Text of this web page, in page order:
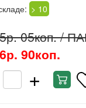
> 10
05коп./
90коп.
+